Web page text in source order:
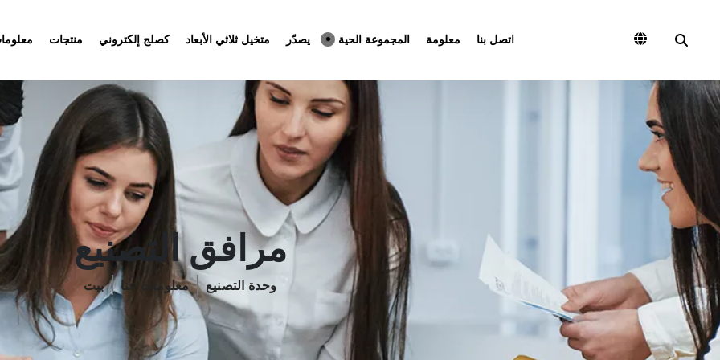
منتجات كصلج إلكتروني متخيل ثلاثي الأبعاد يصدّر المجموعة الحية معلومة اتصل بنا
مرافق التصنيع
بيت معلومات عنا وحدة التصنيع